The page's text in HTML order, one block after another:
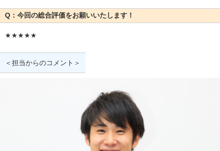
Q：今回の総合評価をお願いいたします！
★★★★★
＜担当からのコメント＞